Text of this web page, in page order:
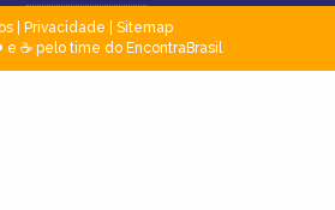
| Privacidade
Sitemap
☕ pelo time do EncontraBrasil